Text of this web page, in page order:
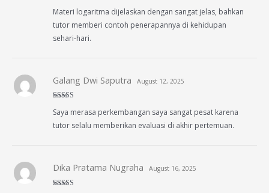
out of 5
Materi logaritma dijelaskan dengan sangat jelas, bahkan
tutor memberi contoh penerapannya di kehidupan
sehari-hari.
out of 5
Galang Dwi Saputra August 12, 2025
Saya merasa perkembangan saya sangat pesat karena
tutor selalu memberikan evaluasi di akhir pertemuan.
Dika Pratama Nugraha August 16, 2025